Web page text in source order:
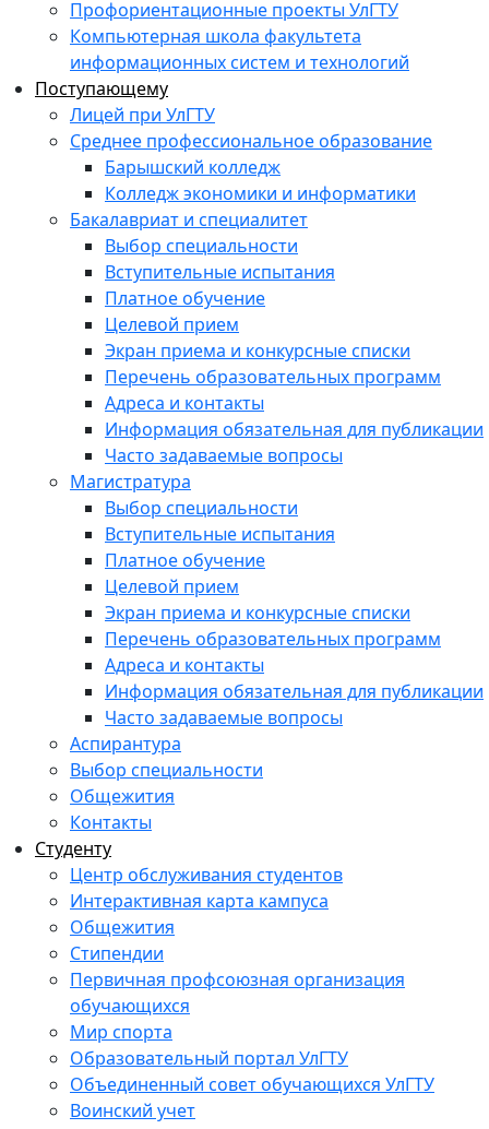
Профориентационные проекты УлГТУ
Компьютерная школа факультета
информационных систем и технологий
Поступающему
Лицей при УлГТУ
Среднее профессиональное образование
Барышский колледж
Колледж экономики и информатики
Бакалавриат и специалитет
Выбор специальности
Вступительные испытания
Платное обучение
Целевой прием
Экран приема и конкурсные списки
Перечень образовательных программ
Адреса и контакты
Информация обязательная для публикации
Часто задаваемые вопросы
Магистратура
Выбор специальности
Вступительные испытания
Платное обучение
Целевой прием
Экран приема и конкурсные списки
Перечень образовательных программ
Адреса и контакты
Информация обязательная для публикации
Часто задаваемые вопросы
Аспирантура
Выбор специальности
Общежития
Контакты
Студенту
Центр обслуживания студентов
Интерактивная карта кампуса
Общежития
Стипендии
Первичная профсоюзная организация
обучающихся
Мир спорта
Образовательный портал УлГТУ
Объединенный совет обучающихся УлГТУ
Воинский учет